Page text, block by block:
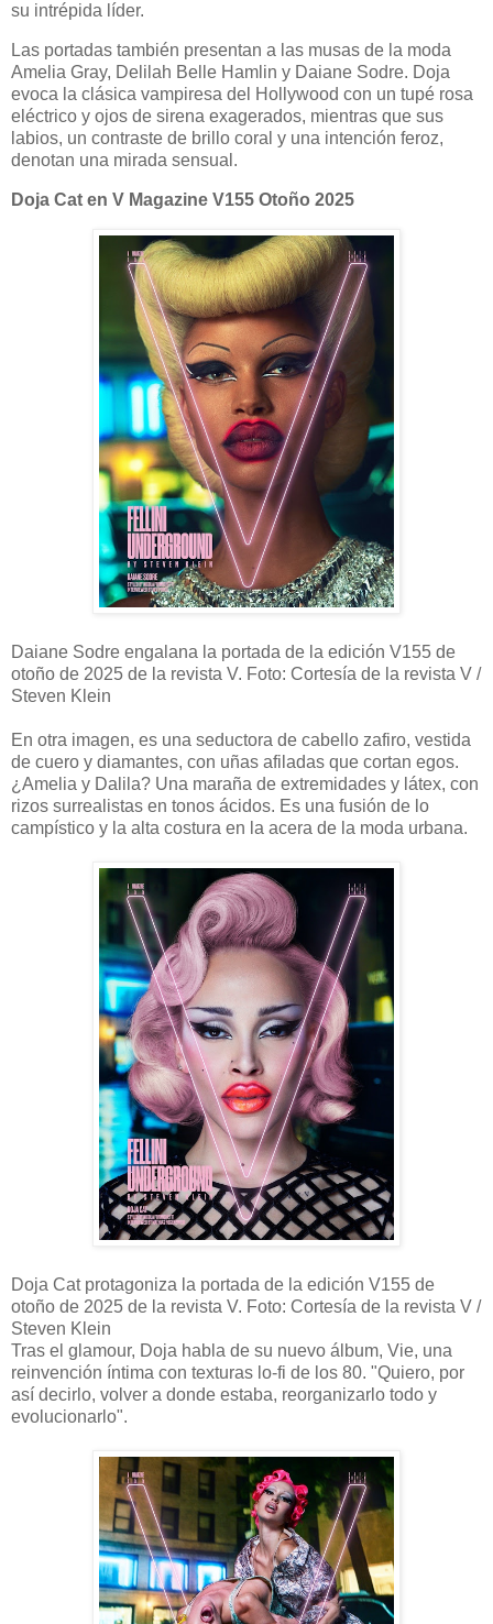
su intrépida líder.
Las portadas también presentan a las musas de la moda
Amelia Gray, Delilah Belle Hamlin y Daiane Sodre. Doja
evoca la clásica vampiresa del Hollywood con un tupé rosa
eléctrico y ojos de sirena exagerados, mientras que sus
labios, un contraste de brillo coral y una intención feroz,
denotan una mirada sensual.
Doja Cat en V Magazine V155 Otoño 2025
Daiane Sodre engalana la portada de la edición V155 de
otoño de 2025 de la revista V. Foto: Cortesía de la revista V /
Steven Klein
En otra imagen, es una seductora de cabello zafiro, vestida
de cuero y diamantes, con uñas afiladas que cortan egos.
¿Amelia y Dalila? Una maraña de extremidades y látex, con
rizos surrealistas en tonos ácidos. Es una fusión de lo
campístico y la alta costura en la acera de la moda urbana.
Doja Cat protagoniza la portada de la edición V155 de
otoño de 2025 de la revista V. Foto: Cortesía de la revista V /
Steven Klein
Tras el glamour, Doja habla de su nuevo álbum, Vie, una
reinvención íntima con texturas lo-fi de los 80. "Quiero, por
así decirlo, volver a donde estaba, reorganizarlo todo y
evolucionarlo".